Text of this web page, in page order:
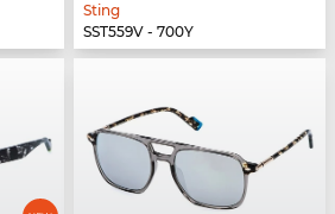
Sting
SST559V - 700Y